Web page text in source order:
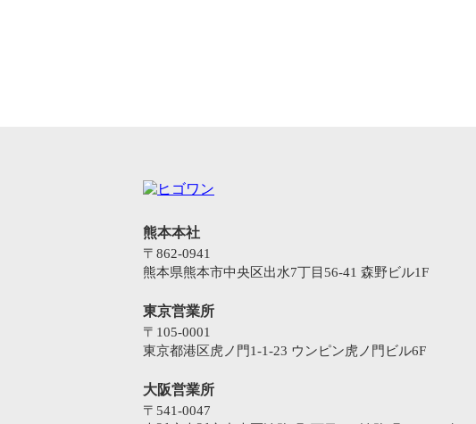
熊本本社
〒862-0941
熊本県熊本市中央区出水7丁目56-41 森野ビル1F
東京営業所
〒105-0001
東京都港区虎ノ門1-1-23 ウンピン虎ノ門ビル6F
大阪営業所
〒541-0047